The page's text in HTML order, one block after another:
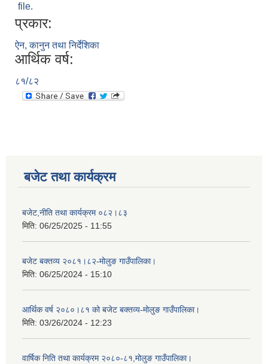
file.
प्रकार:
ऐन, कानुन तथा निर्देशिका
आर्थिक वर्ष:
८१/८२
बजेट तथा कार्यक्रम
बजेट,नीति तथा कार्यक्रम ०८२।८३
मिति: 06/25/2025 - 11:55
बजेट बक्तव्य २०८१।८२-मोलुङ गाउँपालिका।
मिति: 06/25/2024 - 15:10
आर्थिक वर्ष २०८०।८१ को बजेट बक्तव्य-मोलुङ गाउँपालिका।
मिति: 03/26/2024 - 12:23
वार्षिक निति तथा कार्यक्रम २०८०-८१,मोलुङ गाउँपालिका।